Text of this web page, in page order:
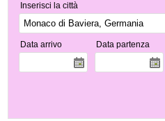
Inserisci la città
Data arrivo Data partenza